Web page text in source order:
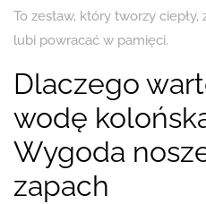
To zestaw, który tworzy
lubi powracać w pamięci.
Dlaczego
wodę
Wygoda
zapach